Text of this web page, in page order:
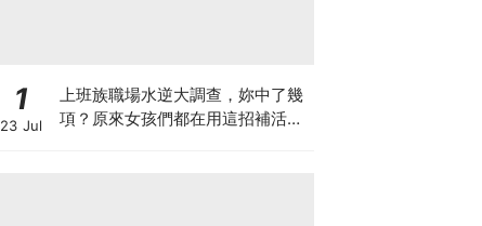
1
23 Jul
上班族職場水逆大調查，妳中了幾
項？原來女孩們都在用這招補活